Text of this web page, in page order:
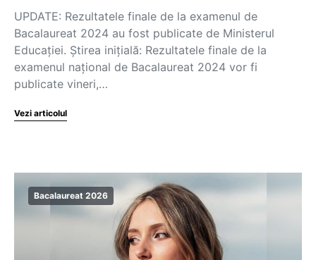
UPDATE: Rezultatele finale de la examenul de
Bacalaureat 2024 au fost publicate de Ministerul
Educației. Știrea inițială: Rezultatele finale de la
examenul național de Bacalaureat 2024 vor fi
publicate vineri,…
Vezi articolul
Bacalaureat 2026